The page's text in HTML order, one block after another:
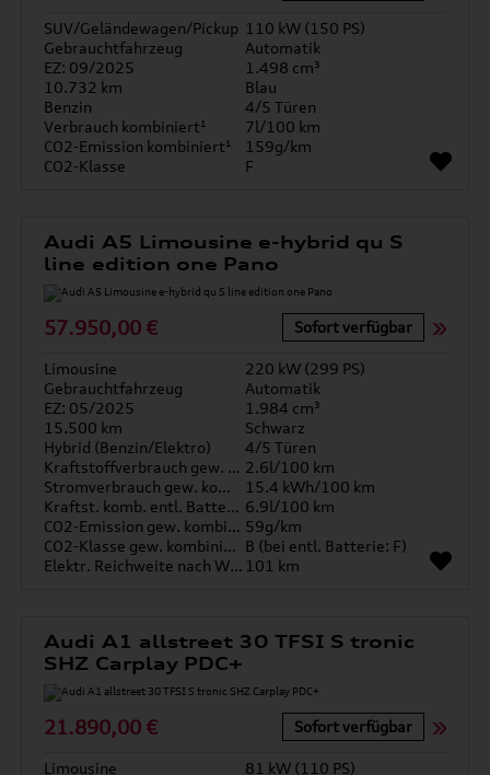
SUV/Geländewagen/Pickup 110 kW (150 PS)
Gebrauchtfahrzeug
Automatik
EZ: 09/2025
1.498 cm³
10.732 km
Blau
Benzin
4/5 Türen
Verbrauch kombiniert¹
7l/100 km
CO2-Emission kombiniert¹
159g/km
CO2-Klasse
F
Audi A5 Limousine e-hybrid qu S
line edition one Pano
57.950,00 € Sofort verfügbar
Limousine
220 kW (299 PS)
Gebrauchtfahrzeug
Automatik
EZ: 05/2025
1.984 cm³
15.500 km
Schwarz
Hybrid (Benzin/Elektro)
4/5 Türen
Kraftstoffverbrauch gew. kombiniert 2.6l/100 km
Stromverbrauch gew. kombiniert
15.4 kWh/100 km
Kraftst. komb. entl. Batterie 6.9l/100 km
CO2-Emission gew. kombiniert 59g/km
CO2-Klasse gew. kombiniert B (bei entl. Batterie: F)
Elektr. Reichweite nach WLTP* 101 km
Audi A1 allstreet 30 TFSI S tronic
SHZ Carplay PDC+
21.890,00 € Sofort verfügbar
Limousine 81 kW (110 PS)